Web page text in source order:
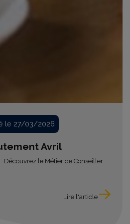
le 27/03/2026
Avril
Découvrez le Métier de Conseiller
Lire l'article